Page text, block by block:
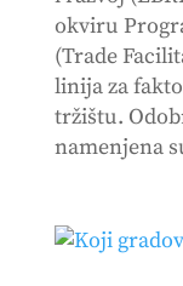
okviru
(Trade
linija za
tržištu.
namenjena